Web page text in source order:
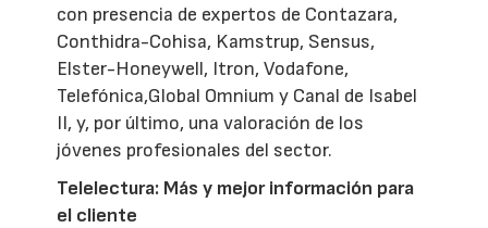
con presencia de expertos de Contazara,
Conthidra-Cohisa, Kamstrup, Sensus,
Elster-Honeywell, Itron, Vodafone,
Telefónica,Global Omnium y Canal de Isabel
II, y, por último, una valoración de los
jóvenes profesionales del sector.
Telelectura: Más y mejor información para
el cliente